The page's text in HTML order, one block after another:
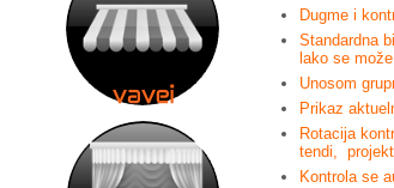
Dugme i
Standardna
lako se
Unosom
Prikaz
Rotacija
tendi,
Kontrola se